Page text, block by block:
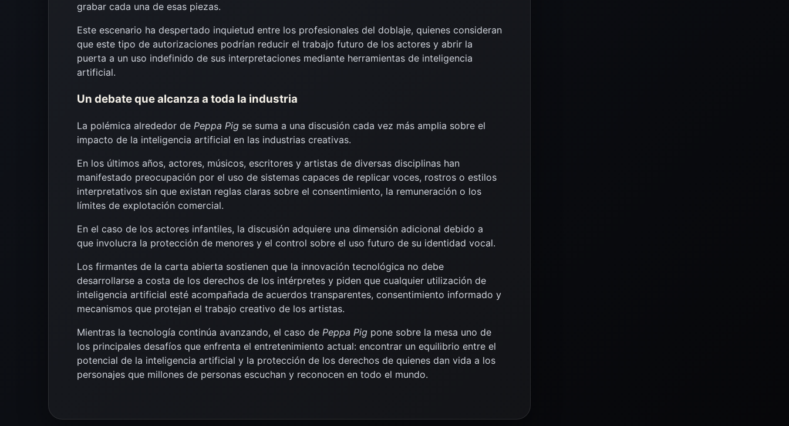
grabar cada una de esas piezas.
Este escenario ha despertado inquietud entre los profesionales del doblaje, quienes consideran
que este tipo de autorizaciones podrían reducir el trabajo futuro de los actores y abrir la
puerta a un uso indefinido de sus interpretaciones mediante herramientas de inteligencia
artificial.
Un debate que alcanza a toda la industria
La polémica alrededor de Peppa Pig se suma a una discusión cada vez más amplia sobre el
impacto de la inteligencia artificial en las industrias creativas.
En los últimos años, actores, músicos, escritores y artistas de diversas disciplinas han
manifestado preocupación por el uso de sistemas capaces de replicar voces, rostros o estilos
interpretativos sin que existan reglas claras sobre el consentimiento, la remuneración o los
límites de explotación comercial.
En el caso de los actores infantiles, la discusión adquiere una dimensión adicional debido a
que involucra la protección de menores y el control sobre el uso futuro de su identidad vocal.
Los firmantes de la carta abierta sostienen que la innovación tecnológica no debe
desarrollarse a costa de los derechos de los intérpretes y piden que cualquier utilización de
inteligencia artificial esté acompañada de acuerdos transparentes, consentimiento informado y
mecanismos que protejan el trabajo creativo de los artistas.
Mientras la tecnología continúa avanzando, el caso de Peppa Pig pone sobre la mesa uno de
los principales desafíos que enfrenta el entretenimiento actual: encontrar un equilibrio entre el
potencial de la inteligencia artificial y la protección de los derechos de quienes dan vida a los
personajes que millones de personas escuchan y reconocen en todo el mundo.